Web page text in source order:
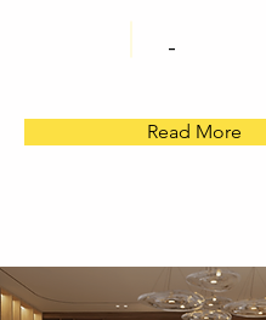
-
Read More